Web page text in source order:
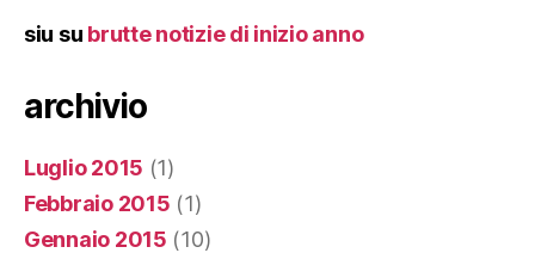
siu su brutte notizie di inizio anno
archivio
Luglio 2015 (1)
Febbraio 2015 (1)
Gennaio 2015 (10)